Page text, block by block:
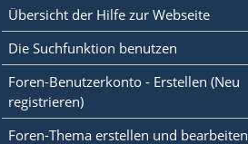
Übersicht der Hilfe zur Webseite
Die Suchfunktion benutzen
Foren-Benutzerkonto - Erstellen (Neu
registrieren)
Foren-Thema erstellen und bearbeiten